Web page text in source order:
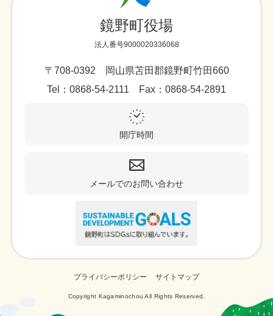
鏡野町役場
法人番号9000020336068
〒708-0392 岡山県苫田郡鏡野町竹田660
Tel：0868-54-2111 Fax：0868-54-2891
開庁時間
メールでのお問い合わせ
プライバシーポリシー サイトマップ
Copyright Kagaminochou All Rights Reserved.